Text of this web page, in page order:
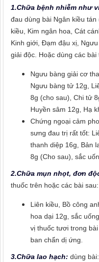
1.Chữa bệnh nhiễm như
đau dùng bài Ngân kiều
kiều, Kim ngân hoa, Cát
Kinh giới, Đạm đậu xị,
giải độc. Hoặc dùng các bài
Ngưu bàng giải cơ
Ngưu bàng tử 12g,
8g (cho sau), Chi tử
Huyền sâm 12g, Hạ
Chứng ngoại cảm
sưng đau trị rất tốt:
thanh diệp 16g, Bản
8g (Cho sau), sắc
2.Chữa mụn nhọt, đơn
thuốc trên hoặc các bài sau:
Liên kiều, Bồ công
hoa dại 12g, sắc
vị thuốc tươi trong
ban chẩn dị ứng.
3.Chữa lao hạch: dùng bài: